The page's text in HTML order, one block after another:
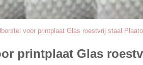
voor printplaat Glas roestvrij staal
printplaat Glas